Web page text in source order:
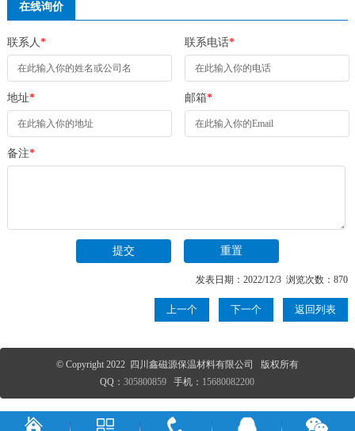
在线询价
联系人* 联系电话*
地址* 邮箱*
备注*
发表日期：2022/12/3 浏览次数：870
上一个 下一个 返回列表
© Copyright 2022 四川鑫磁源保温材料有限公司 版权所有
QQ：305800859 手机： 15680082200